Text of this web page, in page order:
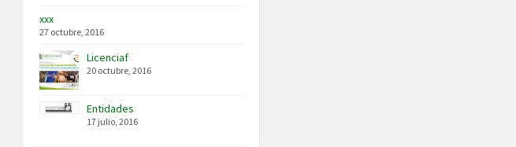
xxx
27 octubre, 2016
Licenciaf
20 octubre, 2016
Entidades
17 julio, 2016